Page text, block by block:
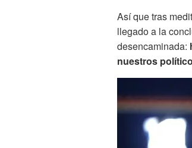
Así que tras
llegado a la
desencaminada:
nuestros